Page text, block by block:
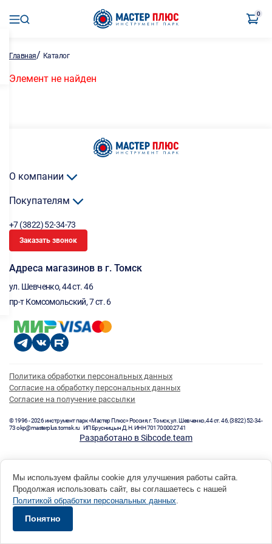
0
Главная/ Каталог
Элемент не найден
О компании
Покупателям
+7 (3822) 52-34-73
Заказать звонок
Адреса магазинов в г. Томск
ул. Шевченко, 44 ст. 46
пр-т Комсомольский, 7 ст. 6
Политика обработки персональных данных
Согласие на обработку персональных данных
Согласие на получение рассылки
© 1996 - 2026 инструмент парк «Мастер Плюс» Россия, г. Томск, ул. Шевченко, 44 ст. 46, (3822) 52-34-
73 okp@masterplus.tomsk.ru ИП Брусницын Д.Н. ИНН 701700002741
Разработано в Sibcode.team
Мы используем файлы cookie для улучшения работы сайта.
Продолжая использовать сайт, вы соглашаетесь с нашей
Политикой обработки персональных данных.
Понятно